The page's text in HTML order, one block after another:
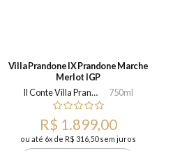
Villa Prandone IX Prandone Marche
Merlot IGP
Il Conte Villa Prandone
750ml
R$ 1.899,00
ou até 6x de R$ 316,50 sem juros